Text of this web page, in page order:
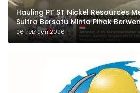
Hauling PT ST Nickel Resources
Sultra Bersatu Minta Pihak
26 Februari 2026